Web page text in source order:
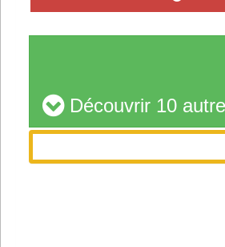
Découvrir 10